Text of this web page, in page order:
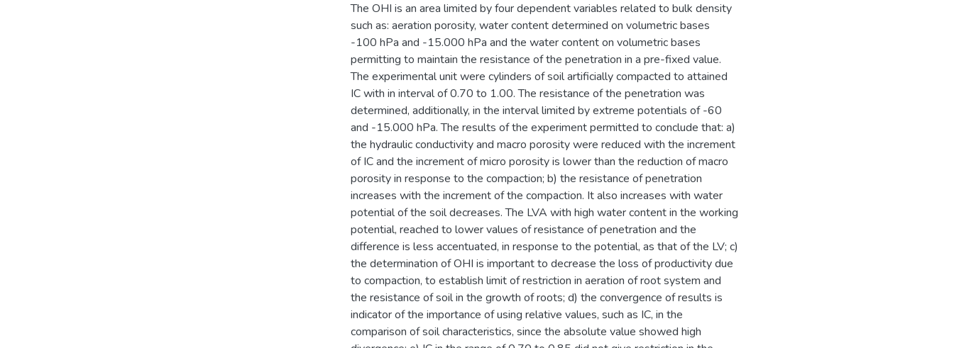
The OHI is an area limited by four dependent variables related to bulk density
such as: aeration porosity, water content determined on volumetric bases
-100 hPa and -15.000 hPa and the water content on volumetric bases
permitting to maintain the resistance of the penetration in a pre-fixed value.
The experimental unit were cylinders of soil artificially compacted to attained
IC with in interval of 0.70 to 1.00. The resistance of the penetration was
determined, additionally, in the interval limited by extreme potentials of -60
and -15.000 hPa. The results of the experiment permitted to conclude that: a)
the hydraulic conductivity and macro porosity were reduced with the increment
of IC and the increment of micro porosity is lower than the reduction of macro
porosity in response to the compaction; b) the resistance of penetration
increases with the increment of the compaction. It also increases with water
potential of the soil decreases. The LVA with high water content in the working
potential, reached to lower values of resistance of penetration and the
difference is less accentuated, in response to the potential, as that of the LV; c)
the determination of OHI is important to decrease the loss of productivity due
to compaction, to establish limit of restriction in aeration of root system and
the resistance of soil in the growth of roots; d) the convergence of results is
indicator of the importance of using relative values, such as IC, in the
comparison of soil characteristics, since the absolute value showed high